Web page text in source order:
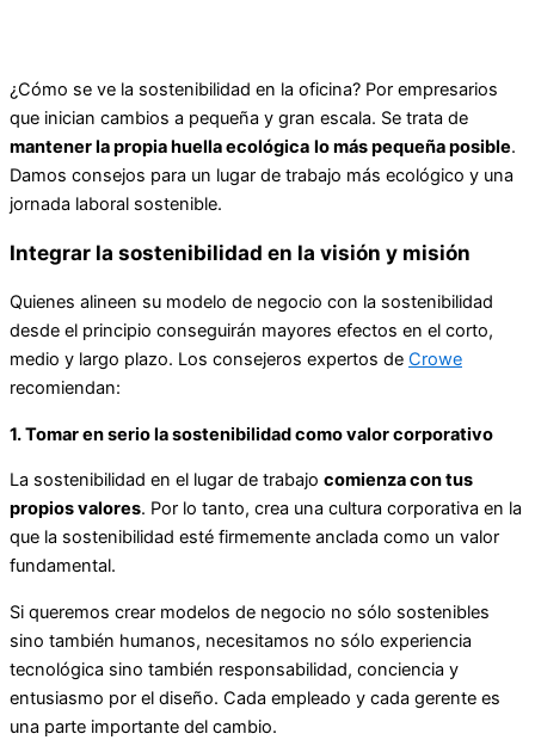
¿Cómo se ve la sostenibilidad en la oficina? Por empresarios
que inician cambios a pequeña y gran escala. Se trata de
mantener la propia huella ecológica lo más pequeña posible.
Damos consejos para un lugar de trabajo más ecológico y una
jornada laboral sostenible.
Integrar la sostenibilidad en la visión y misión
Quienes alineen su modelo de negocio con la sostenibilidad
desde el principio conseguirán mayores efectos en el corto,
medio y largo plazo. Los consejeros expertos de Crowe
recomiendan:
1. Tomar en serio la sostenibilidad como valor corporativo
La sostenibilidad en el lugar de trabajo comienza contus
propios valores. Por lo tanto, crea una cultura corporativa en la
que la sostenibilidad esté firmemente anclada como un valor
fundamental.
Si queremos crear modelos de negocio no sólo sostenibles
sino también humanos, necesitamos no sólo experiencia
tecnológica sino también responsabilidad, conciencia y
entusiasmo por el diseño. Cada empleado y cada gerente es
una parte importante del cambio.